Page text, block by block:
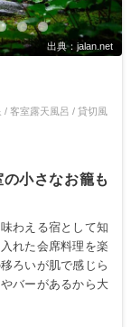
出典：jalan.net
/ 客室露天風呂 / 貸切風
小さなお籠も
わえる宿として知
れた会席料理を楽
ろいが肌で感じら
バーがあるから大